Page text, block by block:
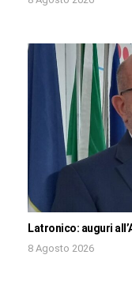
Latronico: auguri
8 Agosto 2026